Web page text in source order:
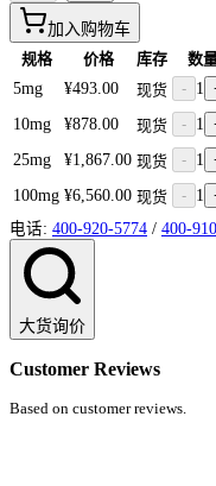
加入购物车
规格 价格 库存 数
5mg
¥493.00 现货 - 1
10mg
¥878.00 现货 - 1
25mg
¥1,867.00 现货 - 1
100mg ¥6,560.00 现货 - 1
电话: 400-920-5774 / 400-
大货询价
Customer Reviews
Based on customer reviews.